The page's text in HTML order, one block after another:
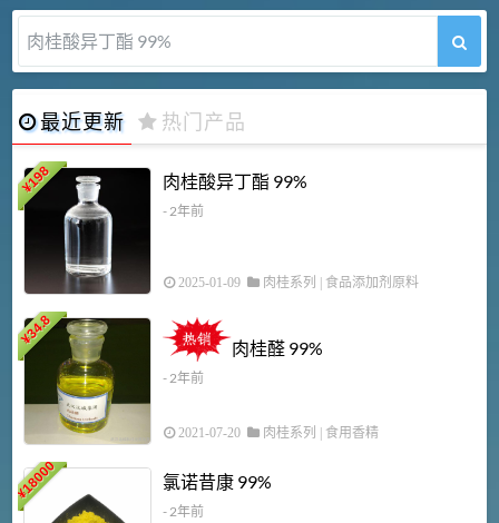
肉桂酸异丁酯 99%
最近更新 热门产品
¥
198 肉桂酸异丁酯 99%
- 2年前
2025-01-09 肉桂系列 | 食品添加剂原料
¥
34.8
肉桂醛 99%
- 2年前
2021-07-20 肉桂系列 | 食用香精
¥
18000 氯诺昔康 99%
- 2年前